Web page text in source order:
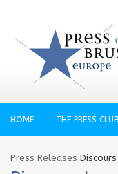
HOME THE PRESS CLUB
Press Releases